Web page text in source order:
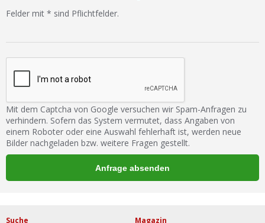
Felder mit * sind Pflichtfelder.
Mit dem Captcha von Google versuchen wir Spam-Anfragen zu
verhindern. Sofern das System vermutet, dass Angaben von
einem Roboter oder eine Auswahl fehlerhaft ist, werden neue
Bilder nachgeladen bzw. weitere Fragen gestellt.
Suche Magazin